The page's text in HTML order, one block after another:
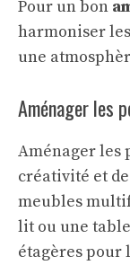
Pour un bon
harmoniser
une
Aménager les
Aménager les
créativité et
meubles
lit ou une
étagères pour